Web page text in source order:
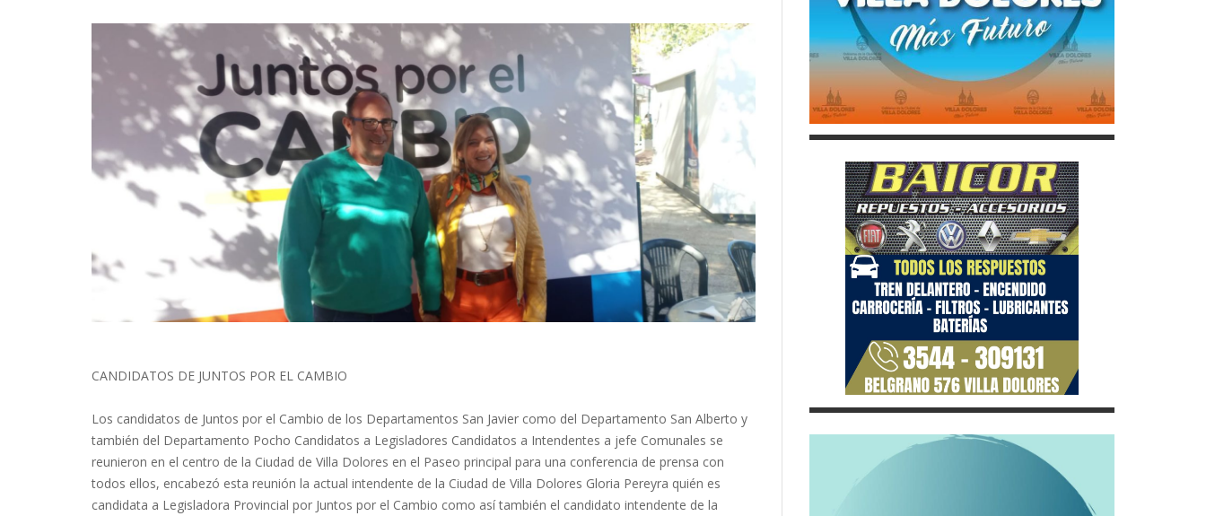
CANDIDATOS DE JUNTOS POR EL CAMBIO
Los candidatos de Juntos por el Cambio de los Departamentos San Javier como del Departamento San Alberto y
también del Departamento Pocho Candidatos a Legisladores Candidatos a Intendentes a jefe Comunales se
reunieron en el centro de la Ciudad de Villa Dolores en el Paseo principal para una conferencia de prensa con
todos ellos, encabezó esta reunión la actual intendente de la Ciudad de Villa Dolores Gloria Pereyra quién es
candidata a Legisladora Provincial por Juntos por el Cambio como así también el candidato intendente de la